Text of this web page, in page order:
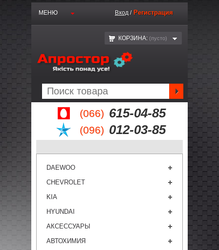
(066) 615-04-85
(096) 012-03-85
МЕНЮ Вход / Регистрация
КОРЗИНА: (пустo)
DAEWOO
CHEVROLET
KIA
HYUNDAI
АКСЕССУАРЫ
АВТОХИМИЯ